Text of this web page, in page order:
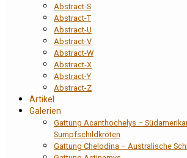
Abstract-S
Abstract-T
Abstract-U
Abstract-V
Abstract-W
Abstract-X
Abstract-Y
Abstract-Z
Artikel
Galerien
Gattung Acanthochelys –
Sumpfschildkröten
Gattung Chelodina – Australische